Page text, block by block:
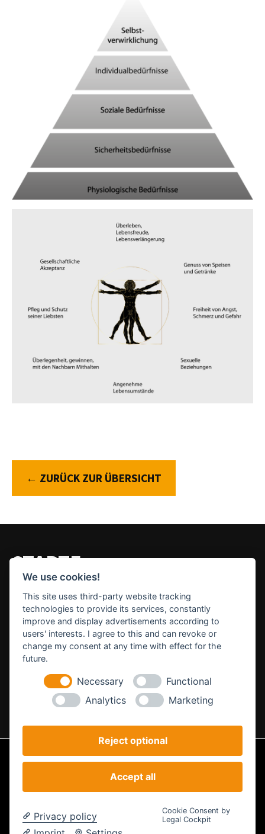
← ZURÜCK ZUR ÜBERSICHT
STARTE
DEIN NÄCHSTES PROJEKT
Lass uns gemeinsam etwas Großes schaffen.
SCHREIBSTE UNS →
PROJEKTE ENTDECKEN
Datenschutz
© STEILSTARTER - Powered by STEILSTARTER |
Cookie-Einstellungen
ändern
We use cookies!
This site uses third-party website tracking
technologies to provide its services, constantly
improve and display advertisements according to
users' interests. I agree to this and can revoke or
change my consent at any time with effect for the
future.
Necessary
Functional
Analytics
Marketing
Reject optional
Accept all
Privacy policy
Cookie Consent by
Legal Cockpit